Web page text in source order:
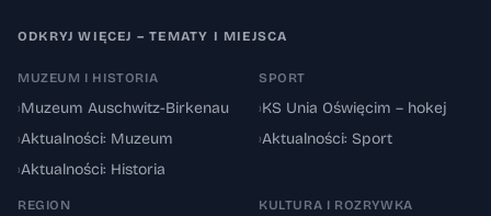
ODKRYJ WIĘCEJ – TEMATY I MIEJSCA
MUZEUM I HISTORIA
›Muzeum Auschwitz-Birkenau
›Aktualności: Muzeum
›Aktualności: Historia
SPORT
›KS Unia Oświęcim – hokej
›Aktualności: Sport
REGION KULTURA I ROZRYWKA